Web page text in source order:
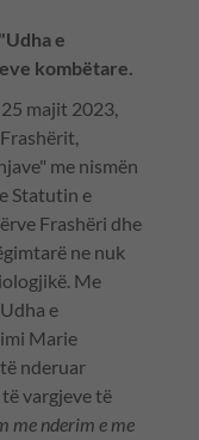
e
kombëtare.
majit 2023,
me nismën
Statutin e
Frashëri dhe
ne nuk
Me
e
Marie
nderuar
vargjeve të
me nderim e me